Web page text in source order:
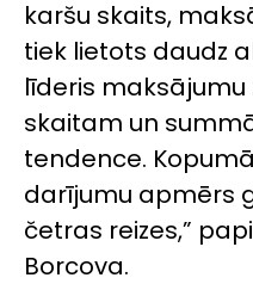
karšu skaits,
tiek lietots daudz
līderis
skaitam un
tendence.
darījumu apmērs
četras reizes,”
Borcova.